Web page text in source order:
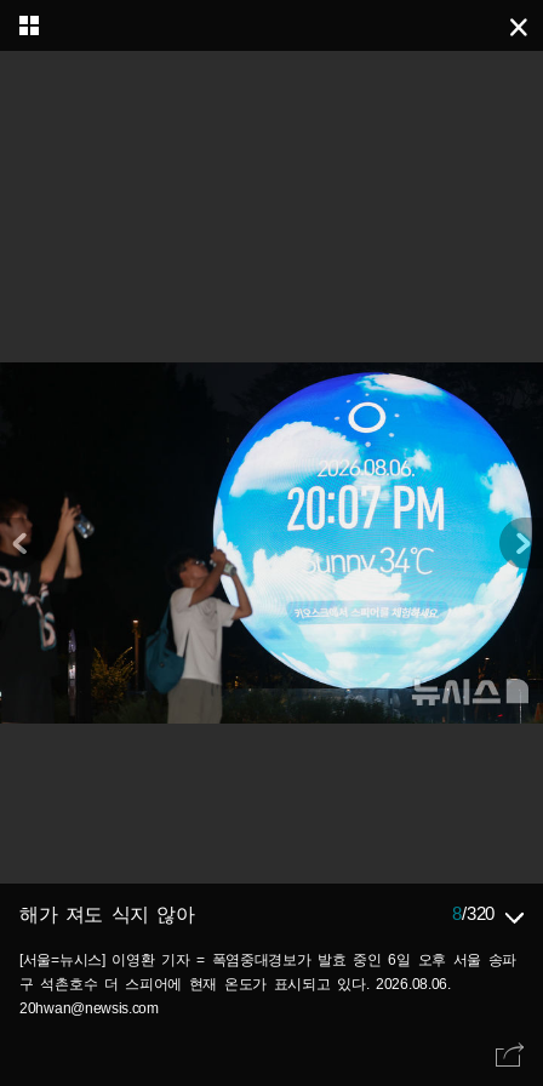
해가 져도 식지 않아 8/320
[서울=뉴시스] 이영환 기자 = 폭염중대경보가 발효 중인 6일 오후 서울 송파
구 석촌호수 더 스피어에 현재 온도가 표시되고 있다. 2026.08.06.
20hwan@newsis.com